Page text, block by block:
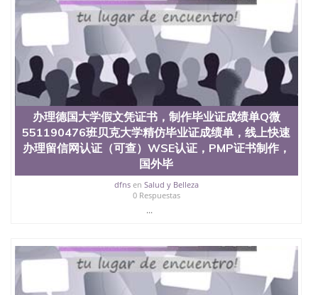
551190476国外大学文凭真制作QQ微信551190476办
国外文凭可找工作QQ微信551190476国外大学有毕业
证QQ微信551190476办理国外毕业证价格QQ微信
551190476国外编号查询QQ微信551190476办理国外
文凭要交定金吗QQ微信551190476办国外可查文凭
QQ微信551190476网上购买真文凭可信吗QQ微信
551190476学士学位证书查询机构QQ微信551190476
国外资格证书办理QQ微信551190476如何办理学历认
证QQ微信551190476海外文凭认证办理QQ微信
551190476 圣何塞州立大学（San Jose State
University, 又译为“圣荷西州立大学”）成立于1857
年，简称SJSU，是加州历史悠久的大学之一，也是美
西地区的公立大学之一。位于圣何塞市San Jose中
心，占地154公顷。它是一所位于加利福尼亚州的著
名综合性公立大学，它以极高的就业率，全美名列前
茅的毕业薪资，浓厚的多元化学术氛围，杰出的本科
生前往求学。 至今，这是一所在世界上享有学术地
位、声誉、实习机会和影响力的高等教育机构，并获
誉为美国本科教育质量的核心代表。其计算机系与会
计系更是在当今美国大学教学排名中表现优异。其毕
办理德国大学假文凭证书，制作毕业证成绩单Q微
551190476班贝克大学精仿毕业证成绩单，线上快速
办理留信网认证（可查）WSE认证，PMP证书制作，
国外毕
dfnsen Salud y Belleza
0 Respuestas
...